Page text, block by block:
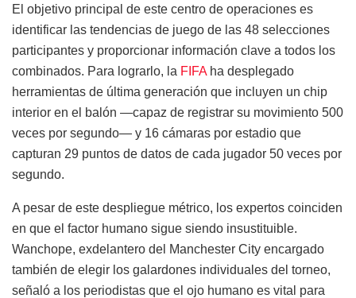
El objetivo principal de este centro de operaciones es
identificar las tendencias de juego de las 48 selecciones
participantes y proporcionar información clave a todos los
combinados. Para lograrlo, la FIFAha desplegado
herramientas de última generación que incluyen un chip
interior en el balón —capaz de registrar su movimiento 500
veces por segundo— y 16 cámaras por estadio que
capturan 29 puntos de datos de cada jugador 50 veces por
segundo.
A pesar de este despliegue métrico, los expertos coinciden
en que el factor humano sigue siendo insustituible.
Wanchope, exdelantero del Manchester City encargado
también de elegir los galardones individuales del torneo,
señaló a los periodistas que el ojo humano es vital para